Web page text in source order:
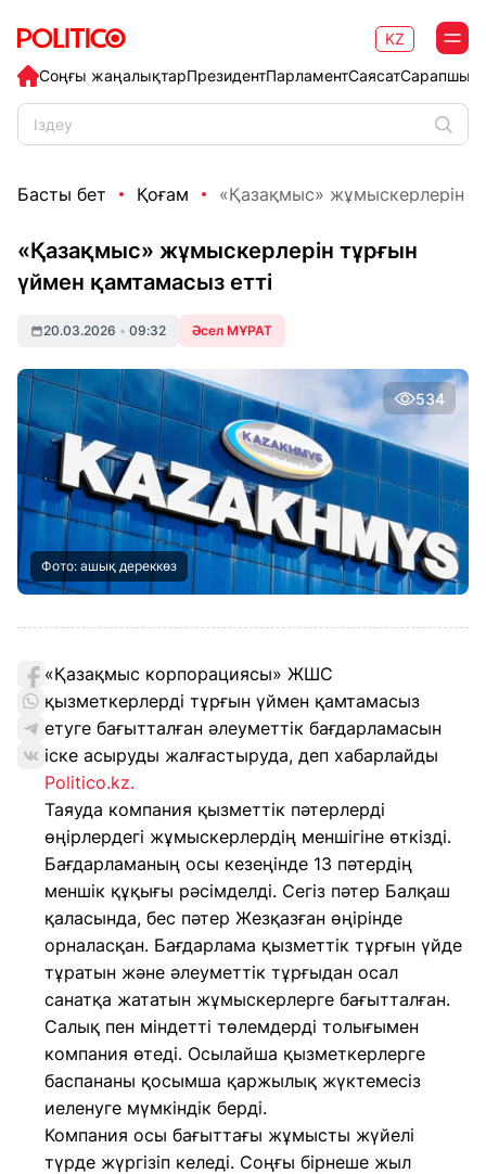
Соңғы жаңалықтарПрезидентПарламентСаясат
KZ
Басты бет Қоғам «Қазақмыс» жұмыскерлерін
«Қазақмыс» жұмыскерлерін тұрғын
үймен қамтамасыз етті
20.03.2026 • 09:32 Әсел МҰРАТ
534
Фото: ашық дереккөз
«Қазақмыс корпорациясы» ЖШС
қызметкерлерді тұрғын үймен қамтамасыз
етуге бағытталған әлеуметтік бағдарламасын
іске асыруды жалғастыруда, деп хабарлайды
Politico.kz.
Таяуда компания қызметтік пәтерлерді
өңірлердегі жұмыскерлердің меншігіне өткізді.
Бағдарламаның осы кезеңінде 13 пәтердің
меншік құқығы рәсімделді. Сегіз пәтер Балқаш
қаласында, бес пәтер Жезқазған өңірінде
орналасқан. Бағдарлама қызметтік тұрғын үйде
тұратын және әлеуметтік тұрғыдан осал
санатқа жататын жұмыскерлерге бағытталған.
Салық пен міндетті төлемдерді толығымен
компания өтеді. Осылайша қызметкерлерге
баспананы қосымша қаржылық жүктемесіз
иеленуге мүмкіндік берді.
Компания осы бағыттағы жұмысты жүйелі
түрде жүргізіп келеді. Соңғы бірнеше жыл